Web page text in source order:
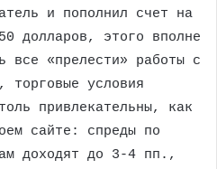
и пополнил счет на
долларов, этого вполне
все «прелести» работы с
условия
привлекательны, как
сайте: спреды по
доходят до 3-4 пп.,